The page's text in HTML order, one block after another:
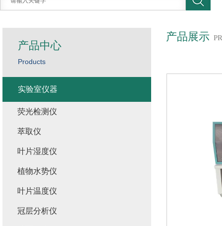
产品展示
产品中心
Products
实验室仪器
荧光检测仪
萃取仪
叶片湿度仪
植物水势仪
叶片温度仪
冠层分析仪